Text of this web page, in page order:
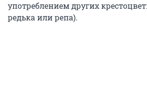
употреблением других
редька или репа).